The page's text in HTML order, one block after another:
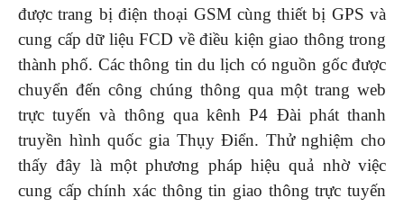
được trang bị điện thoại GSM cùng thiết bị GPS và
cung cấp dữ liệu FCD về điều kiện giao thông trong
thành phố. Các thông tin du lịch có nguồn gốc được
chuyển đến công chúng thông qua một trang web
trực tuyến và thông qua kênh P4 Đài phát thanh
truyền hình quốc gia Thụy Điển. Thử nghiệm cho
thấy đây là một phương pháp hiệu quả nhờ việc
cung cấp chính xác thông tin giao thông trực tuyến